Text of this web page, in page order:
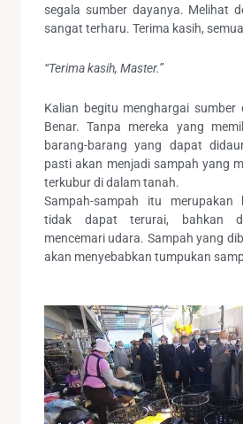
segala sumber dayanya. Melihat
sangat terharu. Terima kasih,
“Terima kasih, Master.”
Kalian begitu menghargai sumber
Benar. Tanpa mereka yang
barang-barang yang dapat
pasti akan menjadi sampah yang
terkubur di dalam tanah.
Sampah-sampah itu merupakan
tidak dapat terurai, bahkan
mencemari udara. Sampah yang
akan menyebabkan tumpukan